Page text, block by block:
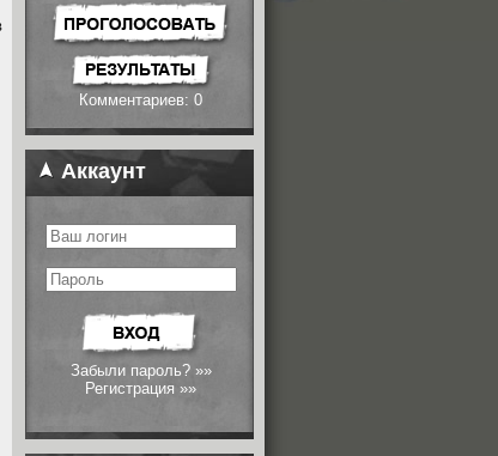
Комментариев: 0
Аккаунт
Забыли пароль? »»
Регистрация »»